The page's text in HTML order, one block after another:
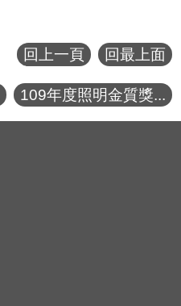
回上一頁 回最上面
109年度照明金質獎...